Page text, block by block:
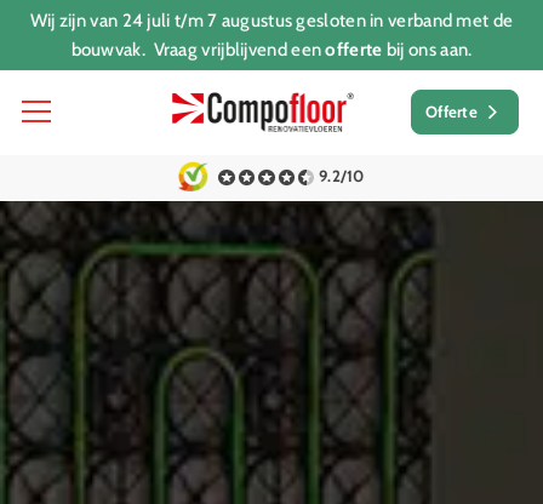
Wij zijn van 24 juli t/m 7 augustus gesloten in verband met de
bouwvak. Vraag vrijblijvend eenofferte bij ons aan.
Offerte
9.2/10